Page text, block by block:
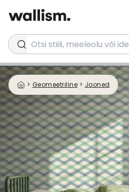
Otsi stiili, meeleolu või ideed...
> Geomeetriline > Jooned